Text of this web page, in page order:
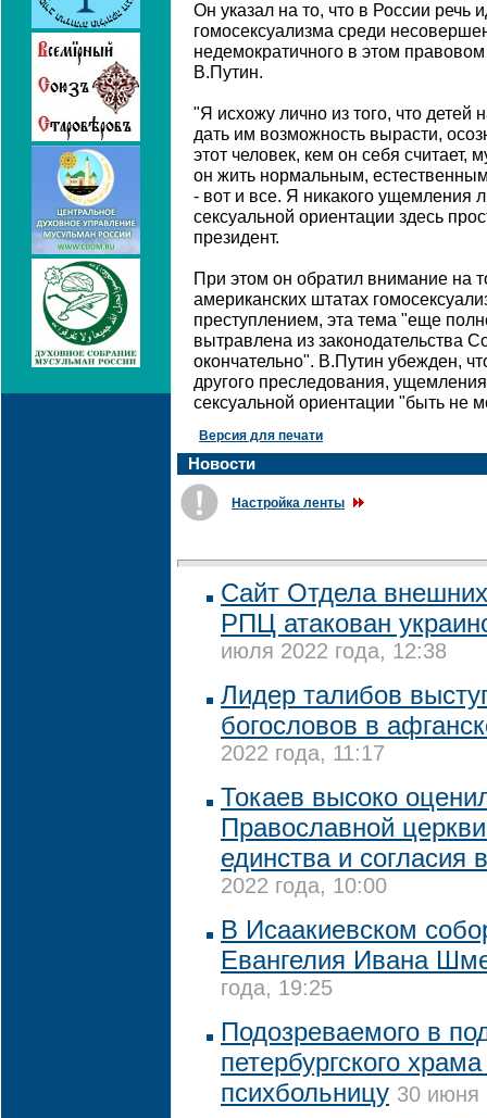
Он указал на то, что в России речь
гомосексуализма среди
недемократичного в этом
В.Путин.
"Я исхожу лично из того, что детей
дать им возможность вырасти,
этот человек, кем он себя
он жить нормальным,
- вот и все. Я никакого ущемления
сексуальной ориентации здесь
президент.
При этом он обратил внимание на
американских штатах
преступлением, эта тема "еще
вытравлена из законодательства
окончательно". В.Путин убежден,
другого преследования,
сексуальной ориентации "быть не
Версия для печати
Новости
Настройка ленты
Сайт Отдела
РПЦ атакован
июля 2022 года, 12:38
Лидер талибов
богословов в
2022 года, 11:17
Токаев высоко
Православной
единства и согласия
2022 года, 10:00
В Исаакиевском
Евангелия Ивана
года, 19:25
Подозреваемого в
петербургского
психбольницу 30 июня